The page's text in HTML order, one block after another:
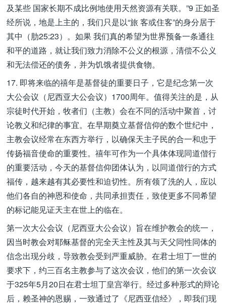
及某些 国家长期不成比例地使用天然资源有关联。”9 正如圣
经所说，地是上主的，我们只是以“旅 客或住客”的身分居于
其中（肋25:23）。如果 我们真的希望为世界预备一条通往
和平的道路，就让我们致力消除不公义的根源，清偿不公义
和无法偿还的债务，并为饥饿者提供食物。
17. 即将来临的禧年是基督徒的重要日子，它是纪念第一次
大公会议（尼西亚大公会议）1700周年。值得关注的是，从
宗徒时代开始，牧者们（主教）会在不同的活动中聚首，讨
论教义和纪律的事宜。在早期奠立基督信仰的数个世纪中，
主教会议经常在东西方举行，以确保天主子民的合一和忠于
传扬福音使命的重要性。禧年可作为一个具体体现同道偕行
的重要活动，今天的基督信仰团体认为，以同道偕行的方式
福传，越来越有其必要性和迫切性。所有领了洗的人，应以
他们各自的神恩和使命，共同承担责任，致使更多不同希望
的标记能见证天主在世上的临在。
第一次大公会议（尼西亚大公会议）旨在维护教会的统一，
因当时教会对耶稣基督的完全天主性及其与天父同性同体的
信念出现分歧，导致教会受到严重威胁。在君士坦丁一世的
要求下，约三百名主教参与了这次会议，他们的第一次会议
于325年5月20日在君士坦丁皇宫举行。经过多种形式的辩论
后，赖圣神的恩赐，一致通过了《尼西亚信经》，即我们现